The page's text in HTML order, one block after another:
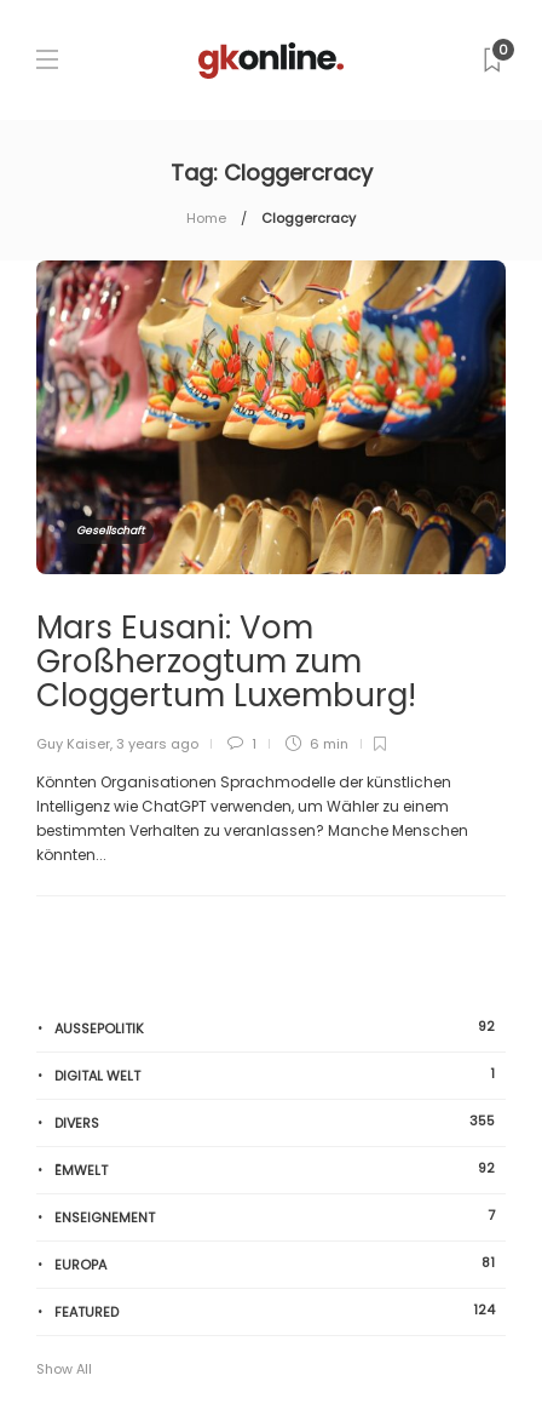
0
Tag: Cloggercracy
Home Cloggercracy
Gesellschaft
Mars Eusani: Vom
Großherzogtum zum
Cloggertum Luxemburg!
Guy Kaiser, 3 years ago 1 6 min
Könnten Organisationen Sprachmodelle der künstlichen
Intelligenz wie ChatGPT verwenden, um Wähler zu einem
bestimmten Verhalten zu veranlassen? Manche Menschen
könnten...
AUSSEPOLITIK 92
DIGITAL WELT 1
DIVERS 355
ËMWELT 92
ENSEIGNEMENT 7
EUROPA 81
FEATURED 124
Show All